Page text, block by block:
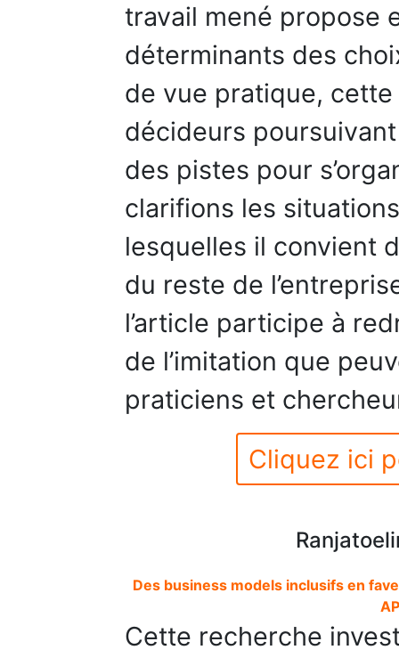
travail mené propose
déterminants des
de vue pratique,
décideurs
des pistes pour
clarifions les
lesquelles il convient
du reste de
l’article participe à
de l’imitation que
praticiens et
Cliquez ici
Des business models inclusifs en
Cette recherche